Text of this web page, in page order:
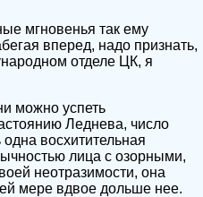
мгновенья так ему
вперед, надо признать,
отделе ЦК, я
можно успеть
Леднева, число
восхитительная
лица с озорными,
неотразимости, она
мере вдвое дольше нее.